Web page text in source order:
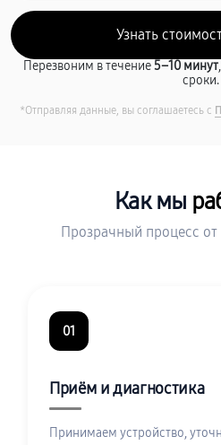
Перезвоним в течение5–10 минут
сроки.
*Отправляя данные, вы соглашаетесь с
Как мы
Прозрачный процесс
01
Приём и диагностика
Принимаем устройство,